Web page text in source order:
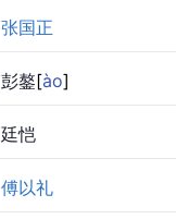
张国正
彭鏊[ào]
廷恺
傅以礼